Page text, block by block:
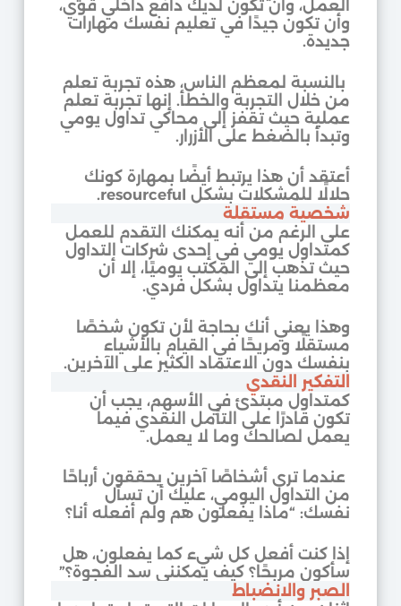
العمل، وأن تكون لديك دافع داخلي قوي،
وأن تكون جيدًا في تعليم نفسك مهارات
جديدة.
بالنسبة لمعظم الناس، هذه تجربة تعلم
من خلال التجربة والخطأ. إنها تجربة تعلم
عملية حيث تقفز إلى محاكي تداول يومي
وتبدأ بالضغط على الأزرار.
أعتقد أن هذا يرتبط أيضًا بمهارة كونك
حلالًا للمشكلات بشكل resourceful.
شخصية مستقلة
على الرغم من أنه يمكنك التقدم للعمل
كمتداول يومي في إحدى شركات التداول
حيث تذهب إلى المكتب يوميًا، إلا أن
معظمنا يتداول بشكل فردي.
وهذا يعني أنك بحاجة لأن تكون شخصًا
مستقلًا ومريحًا في القيام بالأشياء
بنفسك دون الاعتماد الكثير على الآخرين.
التفكير النقدي
كمتداول مبتدئ في الأسهم، يجب أن
تكون قادرًا على التأمل النقدي فيما
يعمل لصالحك وما لا يعمل.
عندما ترى أشخاصًا آخرين يحققون أرباحًا
من التداول اليومي، عليك أن تسأل
نفسك: “ماذا يفعلون هم ولم أفعله أنا؟
إذا كنت أفعل كل شيء كما يفعلون، هل
سأكون مربحًا؟ كيف يمكنني سد الفجوة؟”
الصبر والانضباط